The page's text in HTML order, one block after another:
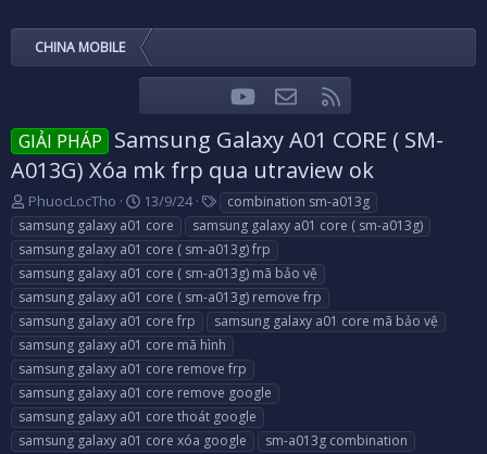
CHINA MOBILE
FacebookTwitteryoutubeLiên hệ
GIẢI PHÁP Samsung Galaxy A01 CORE ( SM-
A013G) Xóa mk frp qua utraview ok
T
h
r
e
a
d
s
t
a
r
t
e
r
PhuocLocTho
N
g
à
y
g
ử
i
13/9/24
T
a
g
s
combination sm-a013g
samsung galaxy a01 core
samsung galaxy a01 core ( sm-a013g)
samsung galaxy a01 core ( sm-a013g) frp
samsung galaxy a01 core ( sm-a013g) mã bảo vệ
samsung galaxy a01 core ( sm-a013g) remove frp
samsung galaxy a01 core frp
samsung galaxy a01 core mã bảo vệ
samsung galaxy a01 core mã hình
samsung galaxy a01 core remove frp
samsung galaxy a01 core remove google
samsung galaxy a01 core thoát google
samsung galaxy a01 core xóa google
sm-a013g combination